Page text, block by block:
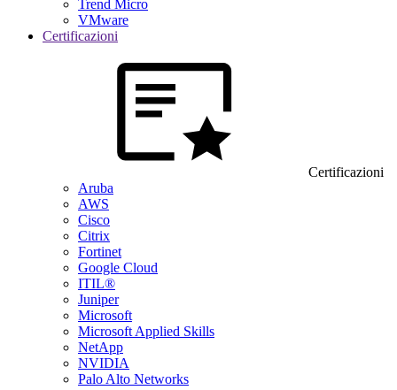
Trend Micro
VMware
Certificazioni
Certificazioni
Aruba
AWS
Cisco
Citrix
Fortinet
Google Cloud
ITIL®
Juniper
Microsoft
Microsoft Applied Skills
NetApp
NVIDIA
Palo Alto Networks